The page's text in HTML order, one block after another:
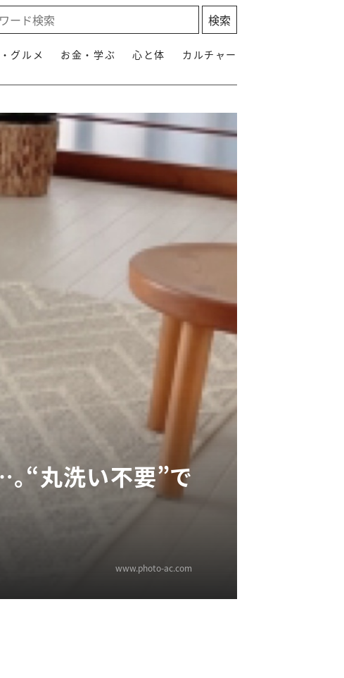
グルメ お金・学ぶ 心と体 カルチャー
。“丸洗い不要”で
www.photo-ac.com